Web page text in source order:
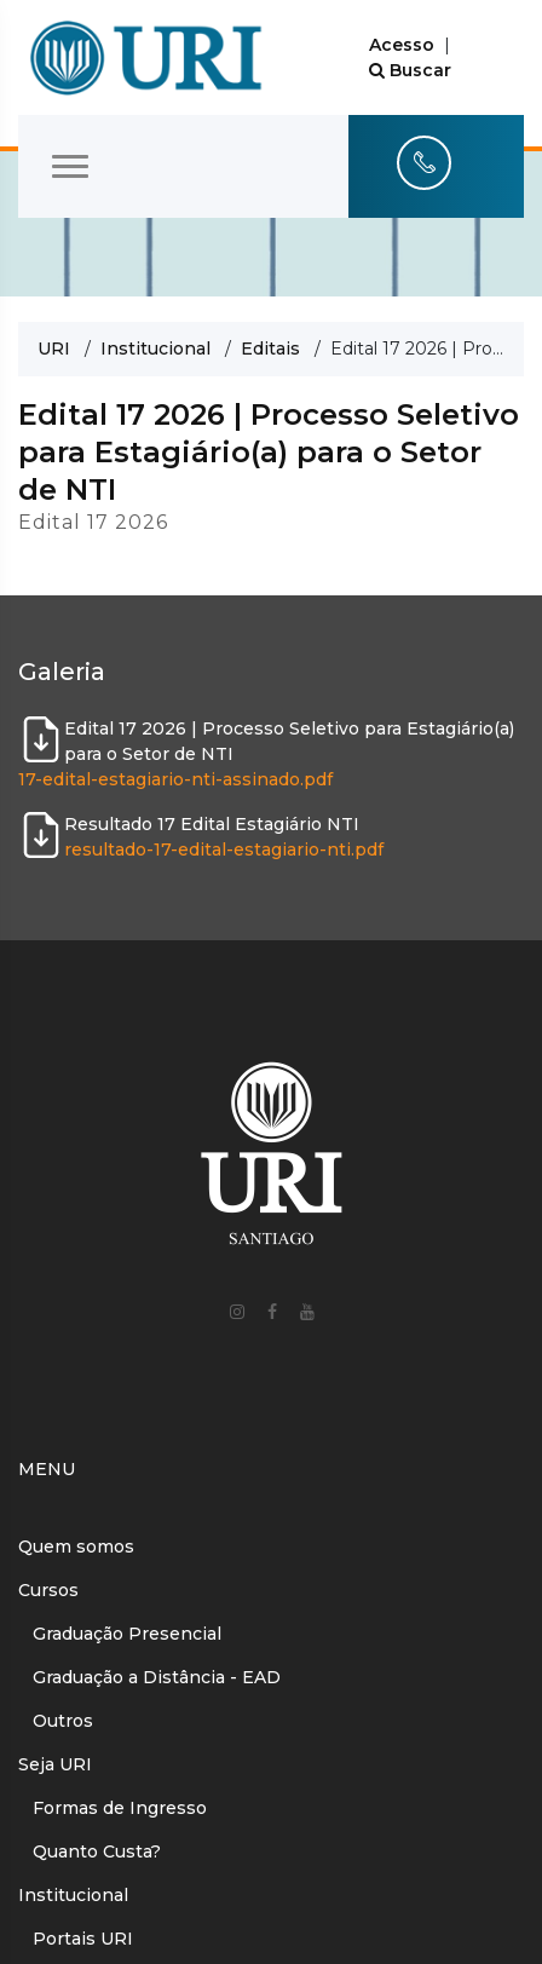
Acesso |
Buscar
URI / Institucional / Editais / Edital 17 2026 | Processo Seletivo para Estagiário(a) para o Setor de NTI
Edital 17 2026 | Processo Seletivo
para Estagiário(a) para o Setor
de NTI
Edital 17 2026
Galeria
Edital 17 2026 | Processo Seletivo para Estagiário(a)
para o Setor de NTI
17-edital-estagiario-nti-assinado.pdf
Resultado 17 Edital Estagiário NTI
resultado-17-edital-estagiario-nti.pdf
MENU
Quem somos
Cursos
Graduação Presencial
Graduação a Distância - EAD
Outros
Seja URI
Formas de Ingresso
Quanto Custa?
Institucional
Portais URI